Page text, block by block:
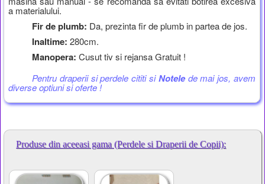
a materialului.
Fir de plumb: Da, prezinta fir de plumb in partea de jos.
Inaltime: 280cm.
Manopera: Cusut tiv si rejansa Gratuit !
Pentru draperii si perdele cititi siNotelede mai jos, avem
diverse optiuni si oferte !
Produse din aceeasi gama (Perdele si Draperii de Copii):